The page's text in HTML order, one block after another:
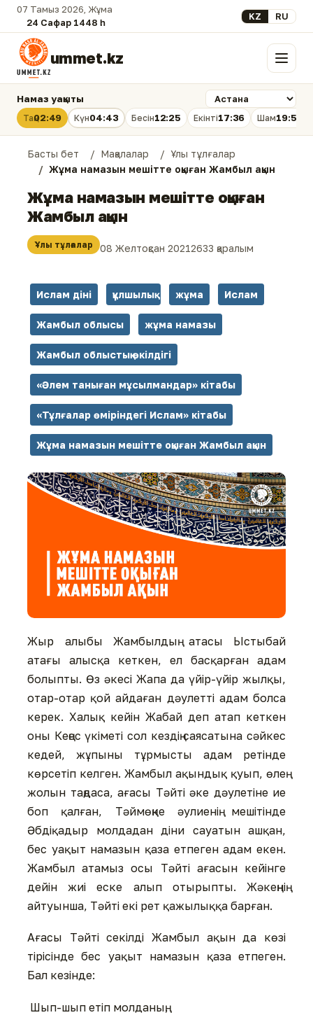
07 Тамыз 2026, Жұма
24 Сафар 1448 һ.
Select your
KZ RU
ummet.kz Мәзір
Намаз уақыты
Таң02:49 Күн04:43 Бесін12:25 Екінті17:36 Шам19:56
Басты бет Мақалалар
Ұлы тұлғалар
Жұма намазын мешітте оқыған Жамбыл ақын
Жұма намазын мешітте оқыған
Жамбыл ақын
Ұлы тұлғалар 08 Желтоқсан 20212633 қаралым
Ислам діні құлшылық жұма Ислам
Жамбыл облысы жұма намазы
Жамбыл облыстық өкілдігі
«Әлем таныған мұсылмандар» кітабы
«Тұлғалар өміріндегі Ислам» кітабы
Жұма намазын мешітте оқыған Жамбыл ақын
Жыр алыбы Жамбылдың атасы Ыстыбай
атағы алысқа кеткен, ел басқарған адам
болыпты. Өз әкесі Жапа да үйір-үйір жылқы,
отар-отар қой айдаған дәулетті адам болса
керек. Халық кейін Жабай деп атап кеткен
оны Кеңес үкіметі сол кездің саясатына сәйкес
кедей, жұпыны тұрмысты адам ретінде
көрсетіп келген. Жамбыл ақындық қуып, өлең
жолын таңдаса, ағасы Тәйті әке дәулетіне ие
боп қалған, Тәймөңке әулиенің мешітінде
Әбдіқадыр молдадан діни сауатын ашқан,
бес уақыт намазын қаза етпеген адам екен.
Жамбыл атамыз осы Тәйті ағасын кейінге
дейін жиі еске алып отырыпты. Жәкеңнің
айтуынша, Тәйті екі рет қажылыққа барған.
Ағасы Тәйті секілді Жамбыл ақын да көзі
тірісінде бес уақыт намазын қаза етпеген.
Бал кезінде:
Шып-шып етіп молданың,